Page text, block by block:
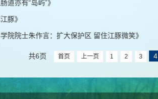
道亦有“岛屿”》
豚》
院院士朱作言：扩大保护区 留住江豚微笑》
共6页 首页 上一页 1 2 3 4